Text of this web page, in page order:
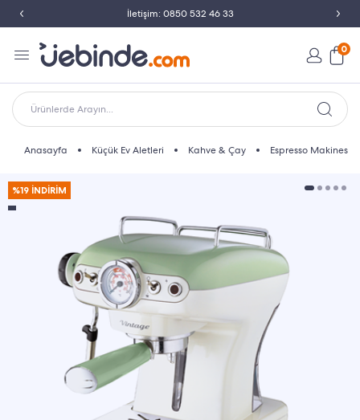
İletişim: 0850 532 46 33
0
Ürünlerde Arayın...
Anasayfa Küçük Ev Aletleri Kahve & Çay Espresso Makinesi
%19 İNDİRİM